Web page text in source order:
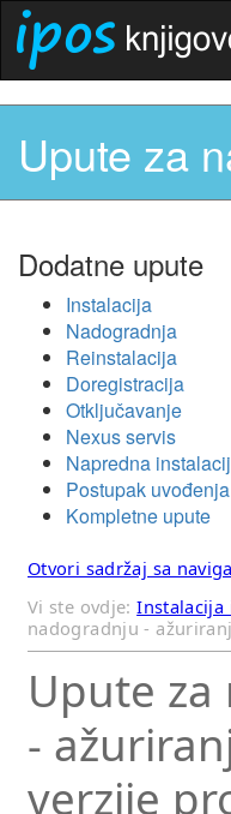
Upute za
Dodatne upute
Instalacija
Nadogradnja
Reinstalacija
Doregistracija
Otključavanje
Nexus servis
Napredna
Postupak uvođenja
Kompletne upute